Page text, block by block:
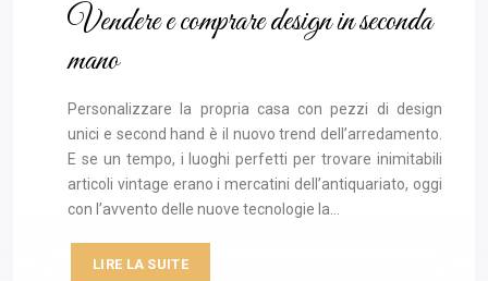
Vendere e comprare design in seconda
mano
Personalizzare la propria casa con pezzi di design
unici e second hand è il nuovo trend dell’arredamento.
E se un tempo, i luoghi perfetti per trovare inimitabili
articoli vintage erano i mercatini dell’antiquariato, oggi
con l’avvento delle nuove tecnologie la…
LIRE LA SUITE